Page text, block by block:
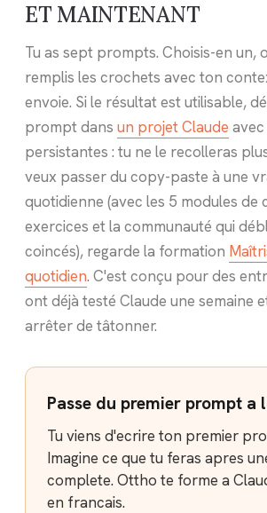
ET MAINTENANT
Tu as sept prompts. Choisis-en un,
remplis les crochets avec ton
envoie. Si le résultat est utilisable,
prompt dans un projet Claude
persistantes : tu ne le recolleras
veux passer du copy-paste à une
quotidienne (avec les 5 modules de
exercices et la communauté qui
coincés), regarde la formation
quotidien. C'est conçu pour des
ont déjà testé Claude une semaine
arrêter de tâtonner.
Passe du premier prompt a
Tu viens d'ecrire ton premier
Imagine ce que tu feras apres
complete. Ottho te forme a
en francais.